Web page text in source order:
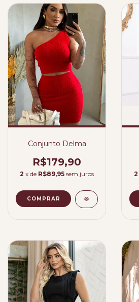
Conjunto Delma
R$179,90
2 x de R$89,95 sem juros
COMPRAR
2